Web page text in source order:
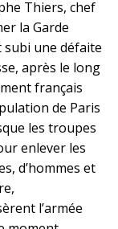
Thiers, chef
la Garde
subi une défaite
après le long
français
de Paris
les troupes
enlever les
d’hommes et
l’armée